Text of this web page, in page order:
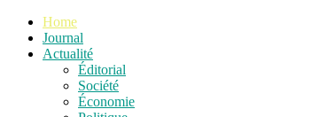
Home
Journal
Actualité
Éditorial
Société
Économie